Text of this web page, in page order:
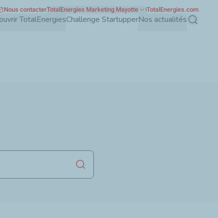
TotalEnergiesChallenge StartupperNos actualités
Nous contacterTotalEnergies Marketing Mayotte TotalEnergies.com
Lancer la recherche